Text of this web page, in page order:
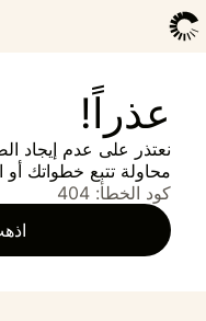
عذراً!
نعتذر على عدم إيجاد
محاولة تتبع خطواتك أو
كود الخطأ: 404